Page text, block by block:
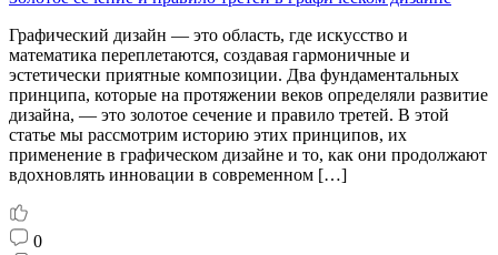
Графический дизайн — это область, где искусство и
математика переплетаются, создавая гармоничные и
эстетически приятные композиции. Два фундаментальных
принципа, которые на протяжении веков определяли развитие
дизайна, — это золотое сечение и правило третей. В этой
статье мы рассмотрим историю этих принципов, их
применение в графическом дизайне и то, как они продолжают
вдохновлять инновации в современном […]
0